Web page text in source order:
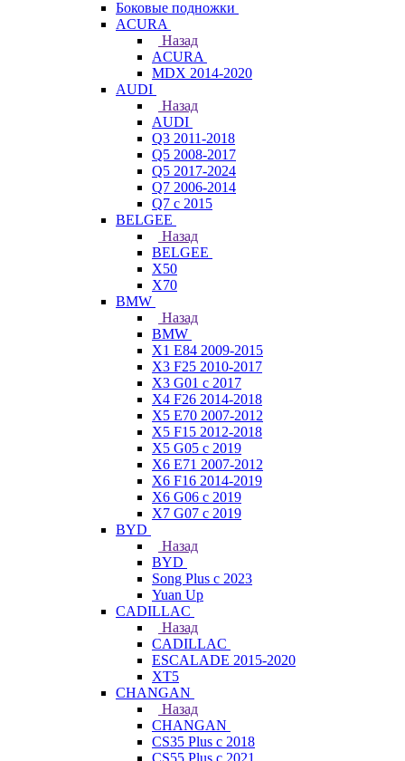
Боковые подножки
ACURA
Назад
ACURA
MDX 2014-2020
AUDI
Назад
AUDI
Q3 2011-2018
Q5 2008-2017
Q5 2017-2024
Q7 2006-2014
Q7 с 2015
BELGEE
Назад
BELGEE
X50
X70
BMW
Назад
BMW
X1 E84 2009-2015
X3 F25 2010-2017
X3 G01 с 2017
X4 F26 2014-2018
X5 E70 2007-2012
X5 F15 2012-2018
X5 G05 с 2019
X6 E71 2007-2012
X6 F16 2014-2019
X6 G06 с 2019
X7 G07 с 2019
BYD
Назад
BYD
Song Plus с 2023
Yuan Up
CADILLAC
Назад
CADILLAC
ESСALADE 2015-2020
XT5
CHANGAN
Назад
CHANGAN
CS35 Plus с 2018
CS55 Plus с 2021